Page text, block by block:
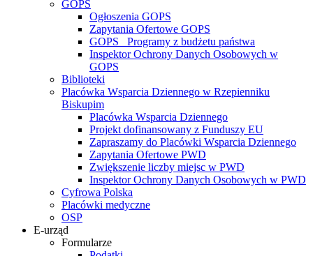
GOPS
Ogłoszenia GOPS
Zapytania Ofertowe GOPS
GOPS_ Programy z budżetu państwa
Inspektor Ochrony Danych Osobowych w
GOPS
Biblioteki
Placówka Wsparcia Dziennego w Rzepienniku
Biskupim
Placówka Wsparcia Dziennego
Projekt dofinansowany z Funduszy EU
Zapraszamy do Placówki Wsparcia Dziennego
Zapytania Ofertowe PWD
Zwiększenie liczby miejsc w PWD
Inspektor Ochrony Danych Osobowych w PWD
Cyfrowa Polska
Placówki medyczne
OSP
E-urząd
Formularze